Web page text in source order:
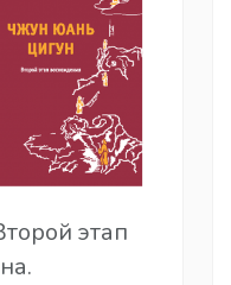
этап